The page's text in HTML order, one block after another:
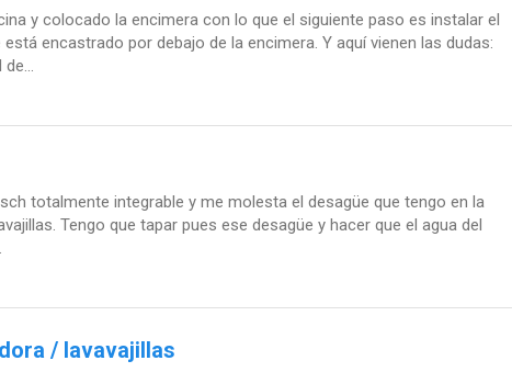
y colocado la encimera con lo que el siguiente paso es instalar el
encastrado por debajo de la encimera. Y aquí vienen las dudas:
totalmente integrable y me molesta el desagüe que tengo en la
Tengo que tapar pues ese desagüe y hacer que el agua del
/ lavavajillas